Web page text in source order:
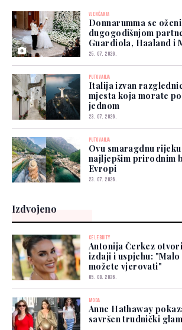
VJENČANJA
Donnarumma se
dugogodišnjom
Guardiola, Haaland i
gostima
25. 07. 2026.
PUTOVANJA
Italija izvan
mjesta koja morate
jednom
23. 07. 2026.
PUTOVANJA
Ovu smaragdnu
najljepšim prirodnim
Evropi
23. 07. 2026.
Izdvojeno
CELEBRITY
Antonija Čerkez
izdaji i uspjehu:
možete vjerovati"
05. 08. 2026.
MODA
Anne Hathaway
savršen trudnički